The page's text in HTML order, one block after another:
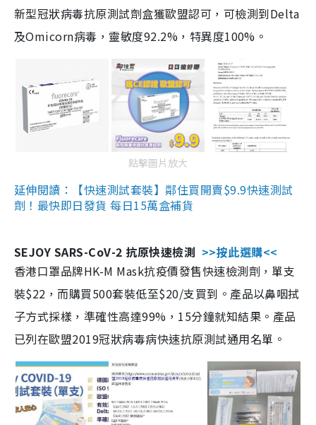
新型冠狀病毒抗原測試劑盒獲歐盟認可，可檢測到Delta
及Omicorn病毒，靈敏度92.2%，特異度100%。
點擊圖片放大
延伸閱讀：【快速測試套裝】鄰住買開賣$9.9快速測試
劑！最快即日發貨 每日15萬盒補貨
SEJOY SARS-CoV-2 抗原快速檢測 >>按此選購<<
香港口罩品牌HK-M Mask抗疫價發售快速檢測劑，單支
裝$22，而購買500套裝低至$20/支買到。產品以鼻咽拭
子方式採樣，準確性高達99%，15分鐘就知結果。產品
已列在歐盟2019冠狀病毒病快速抗原測試通用名單。